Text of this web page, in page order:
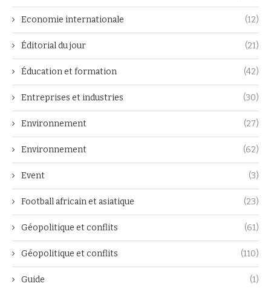
Economie internationale (12)
Éditorial du jour (21)
Éducation et formation (42)
Entreprises et industries (30)
Environnement (27)
Environnement (62)
Event (3)
Football africain et asiatique (23)
Géopolitique et conflits (61)
Géopolitique et conflits (110)
Guide (1)